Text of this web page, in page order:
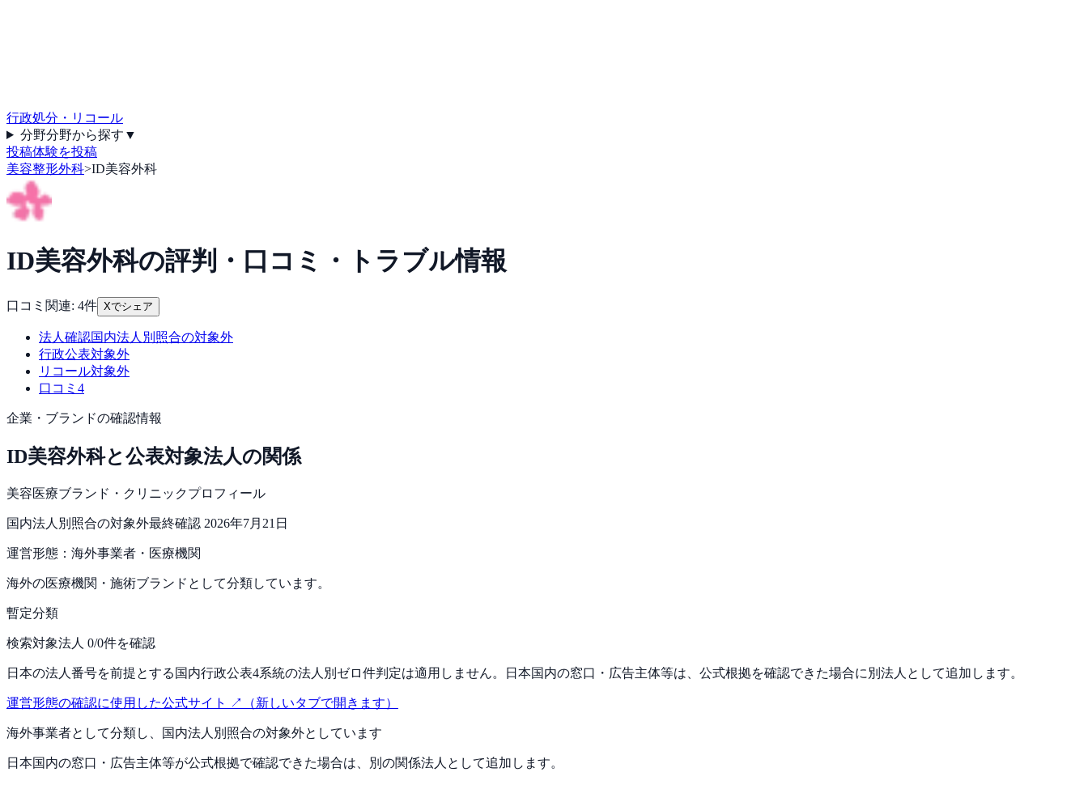
行政処分・リコール
分野分野から探す ▼
投稿体験を投稿
美容整形外科>ID美容外科
ID美容外科の評判・口コミ・トラブル情報
口コミ関連: 4件 Xでシェア
法人確認国内法人別照合の対象外
行政公表対象外
リコール対象外
口コミ 4
企業・ブランドの確認情報
ID美容外科と公表対象法人の関係
美容医療ブランド・クリニックプロフィール
国内法人別照合の対象外最終確認 2026年7月21日
運営形態： 海外事業者・医療機関
海外の医療機関・施術ブランドとして分類しています。
暫定分類
検索対象法人 0/0件を確認
日本の法人番号を前提とする国内行政公表4系統の法人別ゼロ件判定は適用しません。日本国内の窓口・広告主体等は、公式根拠を確認できた場合に別法人として追加します。
運営形態の確認に使用した公式サイト ↗ （新しいタブで開きます）
海外事業者として分類し、国内法人別照合の対象外としています
日本国内の窓口・広告主体等が公式根拠で確認できた場合は、別の関係法人として追加します。